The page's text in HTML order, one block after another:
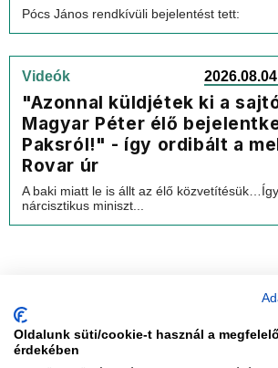
Pócs János rendkívüli bejelentést tett:
Videók
"Azonnal küldjétek ki a
Magyar Péter élő
Paksról!" - így ordibált a
Rovar úr
A baki miatt le is állt az élő
nárcisztikus miniszt...
Oldalunk süti/cookie-t használ a
érdekében